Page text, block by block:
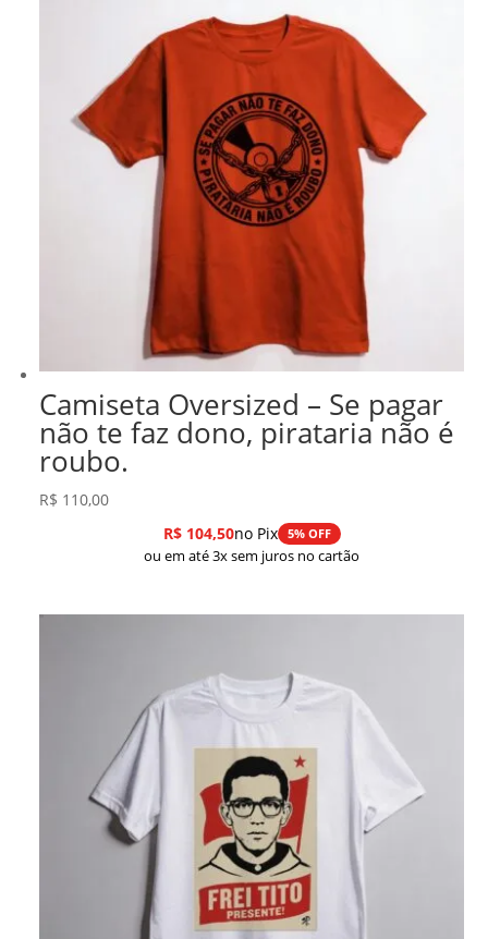
Camiseta Oversized – Se pagar
não te faz dono, pirataria não é
roubo.
R$ 110,00
R$104,50no Pix 5% OFF
ou em até 3x sem juros no cartão